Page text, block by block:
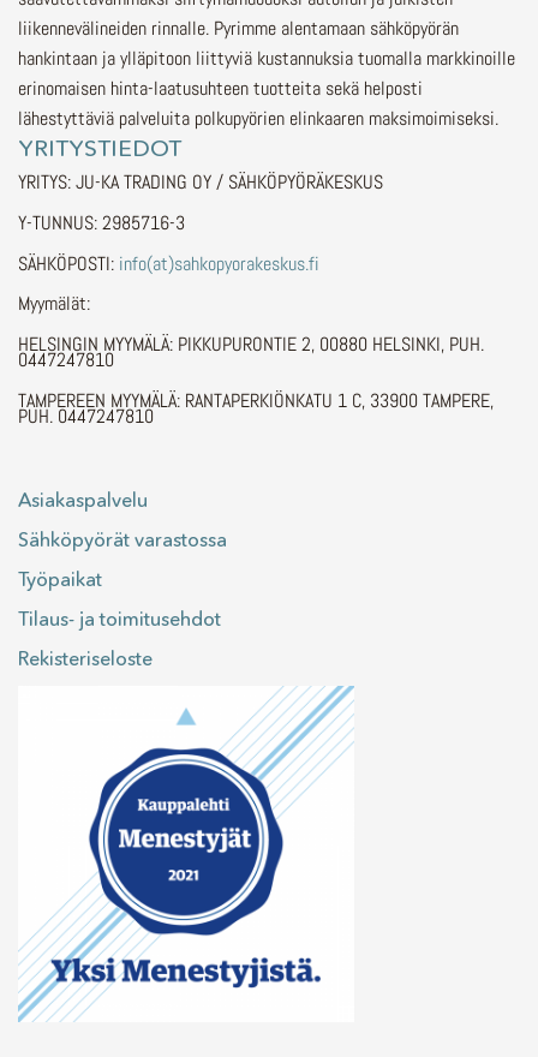
liikennevälineiden rinnalle. Pyrimme alentamaan sähköpyörän
hankintaan ja ylläpitoon liittyviä kustannuksia tuomalla markkinoille
erinomaisen hinta-laatusuhteen tuotteita sekä helposti
lähestyttäviä palveluita polkupyörien elinkaaren maksimoimiseksi.
YRITYSTIEDOT
YRITYS: JU-KA TRADING OY / SÄHKÖPYÖRÄKESKUS
Y-TUNNUS: 2985716-3
SÄHKÖPOSTI: info(at)sahkopyorakeskus.fi
Myymälät:
HELSINGIN MYYMÄLÄ: PIKKUPURONTIE 2, 00880 HELSINKI, PUH.
0447247810
TAMPEREEN MYYMÄLÄ: RANTAPERKIÖNKATU 1 C, 33900 TAMPERE,
PUH. 0447247810
Asiakaspalvelu
Sähköpyörät varastossa
Työpaikat
Tilaus- ja toimitusehdot
Rekisteriseloste